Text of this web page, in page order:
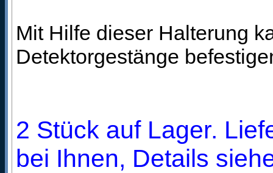
Mit Hilfe dieser Halterung
Detektorgestänge
2 Stück auf Lager.
bei Ihnen, Details